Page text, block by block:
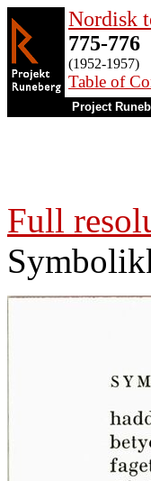
Nordisk
775-776
(1952-1957)
Table of
Project
Full